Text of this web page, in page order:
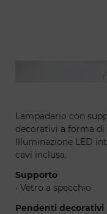
Dreamcatcher
Lampadario con
decorativi a forma
Illuminazione LED
cavi inclusa.
Supporto
• Vetro a specchio
Pendenti decorativi